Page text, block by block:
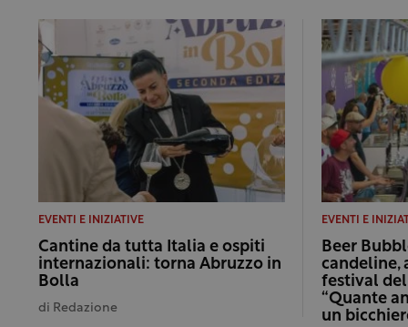
EVENTI E INIZIATIVE
Cantine da tutta Italia e ospiti
internazionali: torna Abruzzo in
Bolla
di Redazione
EVENTI E
Beer
candeline,
festival
“Quante
un